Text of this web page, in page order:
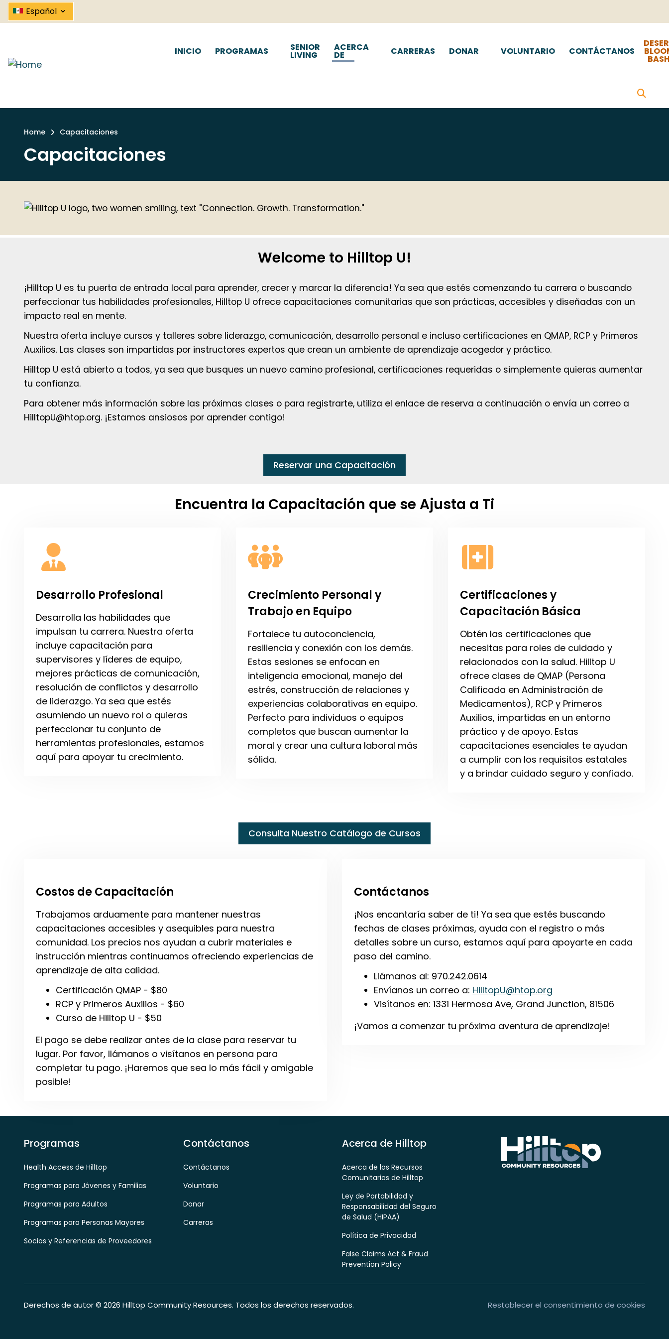
Skip
to
Español ⌄
INICIO PROGRAMAS SENIOR
LIVING
ACERCA
DE CARRERAS DONAR VOLUNTARIO CONTÁCTANOS
Breadcrumb
Home Capacitaciones
Capacitaciones
Welcome to Hilltop U!
¡Hilltop U es tu puerta de entrada local para aprender, crecer y marcar la diferencia! Ya sea que estés comenzando tu carrera o buscando
perfeccionar tus habilidades profesionales, Hilltop U ofrece capacitaciones comunitarias que son prácticas, accesibles y diseñadas con un
impacto real en mente.
Nuestra oferta incluye cursos y talleres sobre liderazgo, comunicación, desarrollo personal e incluso certificaciones en QMAP, RCP y Primeros
Auxilios. Las clases son impartidas por instructores expertos que crean un ambiente de aprendizaje acogedor y práctico.
Hilltop U está abierto a todos, ya sea que busques un nuevo camino profesional, certificaciones requeridas o simplemente quieras aumentar
tu confianza.
Para obtener más información sobre las próximas clases o para registrarte, utiliza el enlace de reserva a continuación o envía un correo a
HilltopU@htop.org. ¡Estamos ansiosos por aprender contigo!
Reservar una Capacitación
Encuentra la Capacitación que se Ajusta a Ti
Desarrollo Profesional
Desarrolla las habilidades que
impulsan tu carrera. Nuestra oferta
incluye capacitación para
supervisores y líderes de equipo,
mejores prácticas de comunicación,
resolución de conflictos y desarrollo
de liderazgo. Ya sea que estés
asumiendo un nuevo rol o quieras
perfeccionar tu conjunto de
herramientas profesionales, estamos
aquí para apoyar tu crecimiento.
Crecimiento Personal y
Trabajo en Equipo
Fortalece tu autoconciencia,
resiliencia y conexión con los demás.
Estas sesiones se enfocan en
inteligencia emocional, manejo del
estrés, construcción de relaciones y
experiencias colaborativas en equipo.
Perfecto para individuos o equipos
completos que buscan aumentar la
moral y crear una cultura laboral más
sólida.
Certificaciones y
Capacitación Básica
Obtén las certificaciones que
necesitas para roles de cuidado y
relacionados con la salud. Hilltop U
ofrece clases de QMAP (Persona
Calificada en Administración de
Medicamentos), RCP y Primeros
Auxilios, impartidas en un entorno
práctico y de apoyo. Estas
capacitaciones esenciales te ayudan
a cumplir con los requisitos estatales
y a brindar cuidado seguro y confiado.
Consulta Nuestro Catálogo de Cursos
Costos de Capacitación
Trabajamos arduamente para mantener nuestras
capacitaciones accesibles y asequibles para nuestra
comunidad. Los precios nos ayudan a cubrir materiales e
instrucción mientras continuamos ofreciendo experiencias de
aprendizaje de alta calidad.
Certificación QMAP - $80
RCP y Primeros Auxilios - $60
Curso de Hilltop U - $50
El pago se debe realizar antes de la clase para reservar tu
lugar. Por favor, llámanos o visítanos en persona para
completar tu pago. ¡Haremos que sea lo más fácil y amigable
posible!
Contáctanos
¡Nos encantaría saber de ti! Ya sea que estés buscando
fechas de clases próximas, ayuda con el registro o más
detalles sobre un curso, estamos aquí para apoyarte en cada
paso del camino.
Llámanos al: 970.242.0614
Envíanos un correo a: HilltopU@htop.org
Visítanos en: 1331 Hermosa Ave, Grand Junction, 81506
¡Vamos a comenzar tu próxima aventura de aprendizaje!
Programas
Health Access de Hilltop
Programas para Jóvenes y Familias
Programas para Adultos
Programas para Personas Mayores
Socios y Referencias de Proveedores
Contáctanos
Contáctanos
Voluntario
Donar
Carreras
Acerca de Hilltop
Acerca de los Recursos
Comunitarios de Hilltop
Ley de Portabilidad y
Responsabilidad del Seguro
de Salud (HIPAA)
Política de Privacidad
False Claims Act & Fraud
Prevention Policy
Derechos de autor © 2026 Hilltop Community Resources. Todos los derechos reservados. Restablecer el consentimiento de cookies